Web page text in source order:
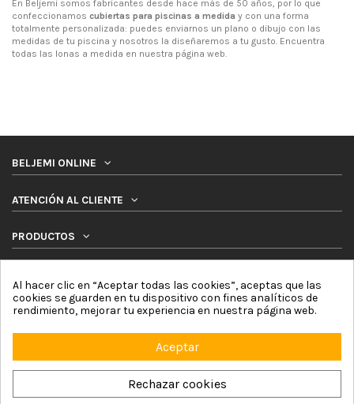
En Beljemi somos fabricantes desde hace más de 50 años, por lo que
confeccionamos cubiertas para piscinas a medida y con una forma
totalmente personalizada: puedes enviarnos un plano o dibujo con las
medidas de tu piscina y nosotros la diseñaremos a tu gusto. Encuentra
todas las lonas a medida en nuestra página web.
BELJEMI ONLINE
ATENCIÓN AL CLIENTE
PRODUCTOS
NEWSLETTER
Al hacer clic en “Aceptar todas las cookies”, aceptas que las
cookies se guarden en tu dispositivo con fines analíticos de
rendimiento, mejorar tu experiencia en nuestra página web.
Aceptar
Rechazar cookies